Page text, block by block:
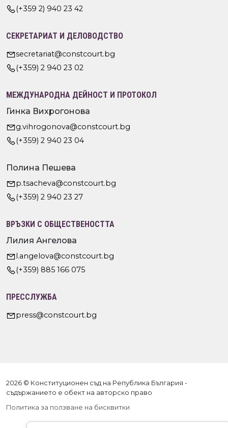
(+359 2) 940 23 42
СЕКРЕТАРИАТ И ДЕЛОВОДСТВО
secretariat@constcourt.bg
(+359) 2 940 23 02
МЕЖДУНАРОДНА ДЕЙНОСТ И ПРОТОКОЛ
Гинка Вихрогонова
g.vihrogonova@constcourt.bg
(+359) 2 940 23 04
Полина Пешева
p.tsacheva@constcourt.bg
(+359) 2 940 23 27
ВРЪЗКИ С ОБЩЕСТВЕНОСТТА
Лилия Ангелова
l.angelova@constcourt.bg
(+359) 885 166 075
ПРЕССЛУЖБА
press@constcourt.bg
2026 © Конституционен съд на Република България -
съдържанието е обект на авторско право
Политика за ползване на бисквитки